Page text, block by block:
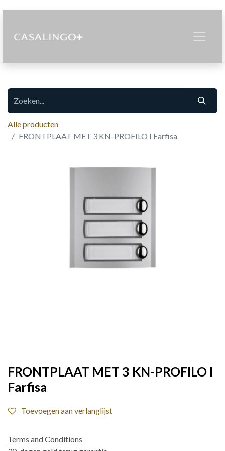
Alle producten
FRONTPLAAT MET 3 KN-PROFILO I Farfisa
FRONTPLAAT MET 3 KN-PROFILO I
Farfisa
Toevoegen aan verlanglijst
Terms and Conditions